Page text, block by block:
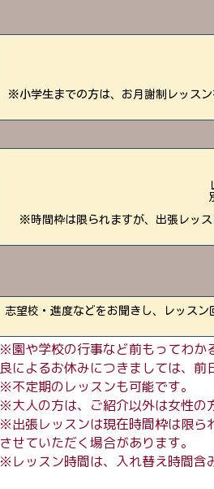
※小学生までの方は、お月謝制レッス
※時間枠は限られますが、出張レッス
志望校・進度などをお聞きし、レッス
※園や学校の行事など前もってわか
良によるお休みにつきましては、前
※不定期のレッスンも可能です。
※大人の方は、ご紹介以外は女性の
※出張レッスンは現在時間枠は限ら
させていただく場合があります。
※レッスン時間は、入れ替え時間含